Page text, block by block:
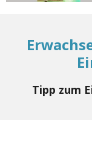
Tipp zum